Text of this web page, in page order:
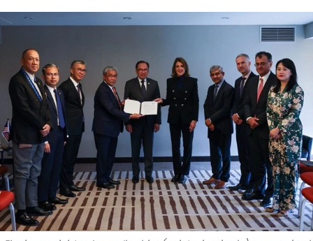
INTERNACIONAL
VIAJES
PUENTE DE AMISTAD
HISTORIAS MULTIMEDIA
FOTOGRAFÍA
¿QUIÉNES SOMOS?